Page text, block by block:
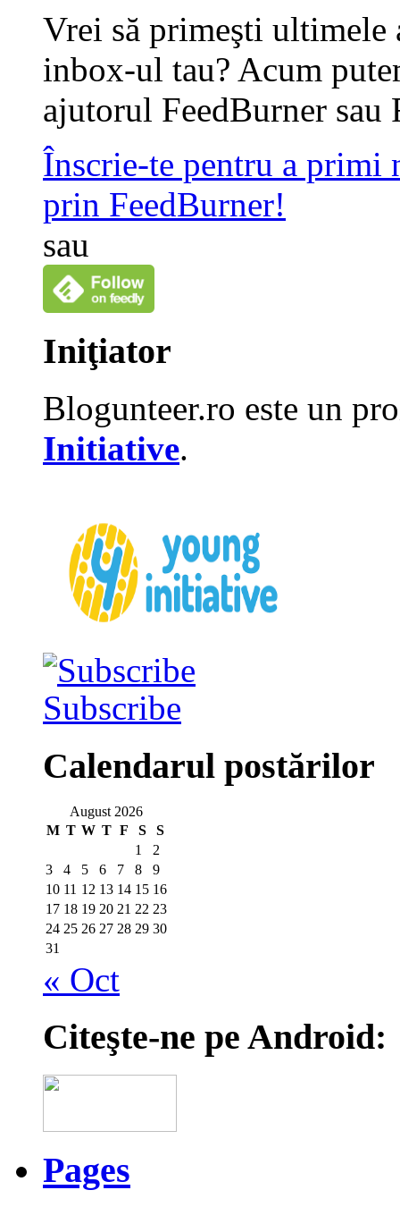
Vrei să primeşti
inbox-ul tau? Acum
ajutorul FeedBurner sau
Înscrie-te pentru a primi
prin FeedBurner!
sau
Iniţiator
Blogunteer.ro este un
Initiative.
Subscribe
Calendarul postărilor
August 2026
M T W T F S
S
1
2
3
4 5 6 7 8
9
10 11 12 13 14 15 16
17 18 19 20 21 22 23
24 25 26 27 28 29 30
31
« Oct
Citeşte-ne pe Android:
Pages